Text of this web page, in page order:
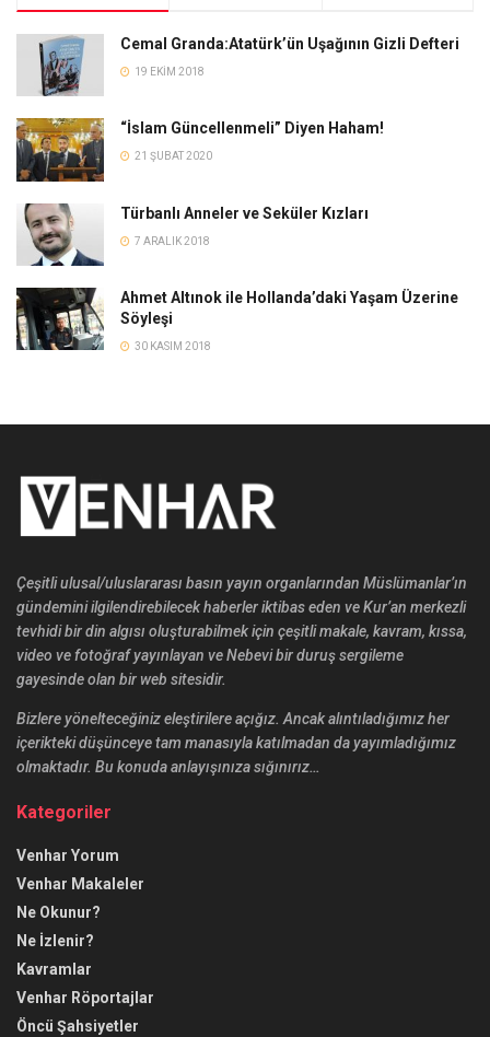
Cemal Granda:Atatürk’ün Uşağının Gizli Defteri
19 EKIM 2018
“İslam Güncellenmeli” Diyen Haham!
21 ŞUBAT 2020
Türbanlı Anneler ve Seküler Kızları
7 ARALIK 2018
Ahmet Altınok ile Hollanda’daki Yaşam Üzerine
Söyleşi
30 KASIM 2018
Çeşitli ulusal/uluslararası basın yayın organlarından Müslümanlar’ın
gündemini ilgilendirebilecek haberler iktibas eden ve Kur’an merkezli
tevhidi bir din algısı oluşturabilmek için çeşitli makale, kavram, kıssa,
video ve fotoğraf yayınlayan ve Nebevi bir duruş sergileme
gayesinde olan bir web sitesidir.
Bizlere yönelteceğiniz eleştirilere açığız. Ancak alıntıladığımız her
içerikteki düşünceye tam manasıyla katılmadan da yayımladığımız
olmaktadır. Bu konuda anlayışınıza sığınırız…
Kategoriler
Venhar Yorum
Venhar Makaleler
Ne Okunur?
Ne İzlenir?
Kavramlar
Venhar Röportajlar
Öncü Şahsiyetler